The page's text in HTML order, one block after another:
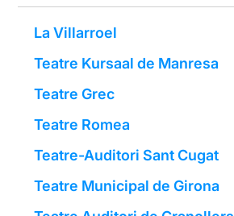
La Villarroel
Teatre Kursaal de Manresa
Teatre Grec
Teatre Romea
Teatre-Auditori Sant Cugat
Teatre Municipal de Girona